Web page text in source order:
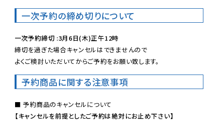
一次予約の締め切りについて
一次予約締切 :3月6日(木)正午12時
締切を過ぎた場合キャンセルはできませんので
よくご検討いただいてからご予約をお願い致します。
予約商品に関する注意事項
【キャンセルを前提としたご予約は絶対にお止め下さい】